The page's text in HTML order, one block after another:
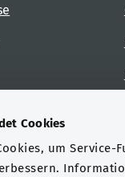
Cookies
um